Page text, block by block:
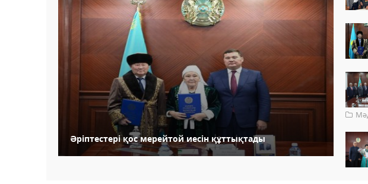
Әріптестері қос мерейтой иесін құттықтады